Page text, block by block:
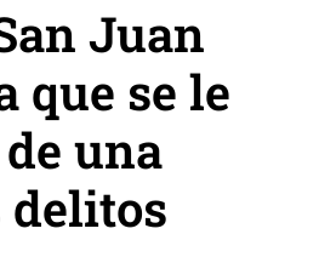
Juan
que se le
una
delitos